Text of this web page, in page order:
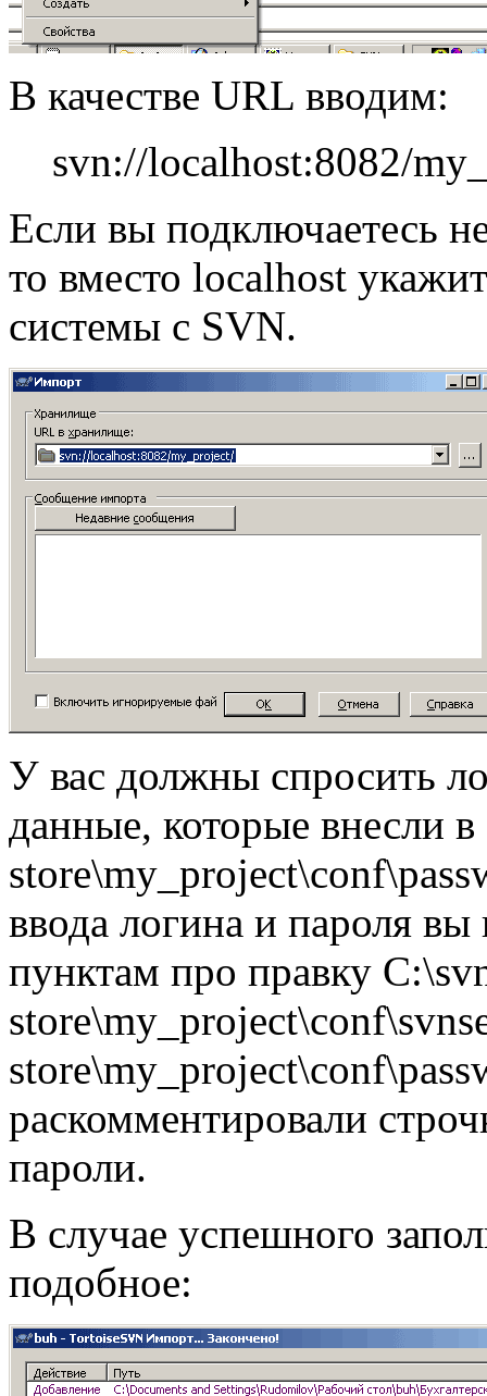
В качестве URL вводим:
svn://localhost:8082/
Если вы подключаетесь
то вместо localhost
системы с SVN.
У вас должны спросить
данные, которые внесли
ввода логина и пароля
пунктам про правку
раскомментировали
пароли.
В случае успешного
подобное: